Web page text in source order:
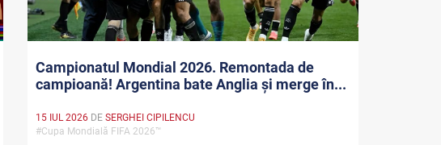
Campionatul Mondial 2026. Remontada de
campioană! Argentina bate Anglia și merge în...
15 IUL 2026 DESERGHEI CIPILENCU
#Cupa Mondială FIFA 2026™